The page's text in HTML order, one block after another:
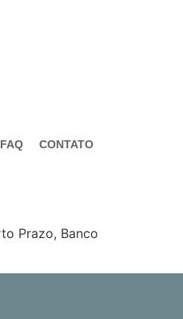
FAQ CONTATO
Prazo, Banco